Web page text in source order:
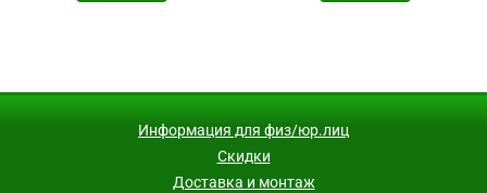
Информация для физ/юр.лиц
Скидки
Доставка и монтаж